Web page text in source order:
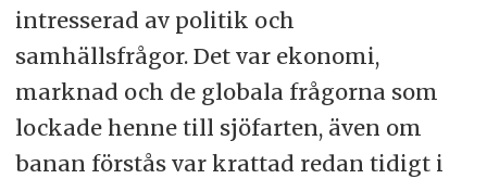
intresserad av politik och
samhällsfrågor. Det var ekonomi,
marknad och de globala frågorna som
lockade henne till sjöfarten, även om
banan förstås var krattad redan tidigt i